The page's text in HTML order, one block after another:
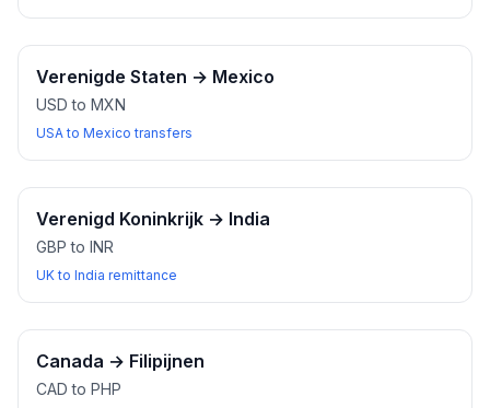
Verenigde Staten → Mexico
USD to MXN
USA to Mexico transfers
Verenigd Koninkrijk → India
GBP to INR
UK to India remittance
Canada → Filipijnen
CAD to PHP